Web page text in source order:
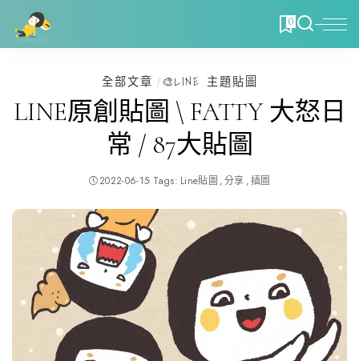
0
全部文章 🎨LINE 主題貼圖
LINE原創貼圖 \ FATTY 大怒日
常 / 87大貼圖
2022-06-15 Tags: Line貼圖 分享 插圖